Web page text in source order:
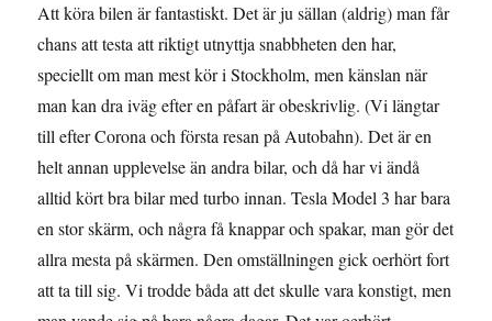
Att köra bilen är fantastiskt. Det är ju sällan (aldrig) man får
chans att testa att riktigt utnyttja snabbheten den har,
speciellt om man mest kör i Stockholm, men känslan när
man kan dra iväg efter en påfart är obeskrivlig. (Vi längtar
till efter Corona och första resan på Autobahn). Det är en
helt annan upplevelse än andra bilar, och då har vi ändå
alltid kört bra bilar med turbo innan. Tesla Model 3 har bara
en stor skärm, och några få knappar och spakar, man gör det
allra mesta på skärmen. Den omställningen gick oerhört fort
att ta till sig. Vi trodde båda att det skulle vara konstigt, men